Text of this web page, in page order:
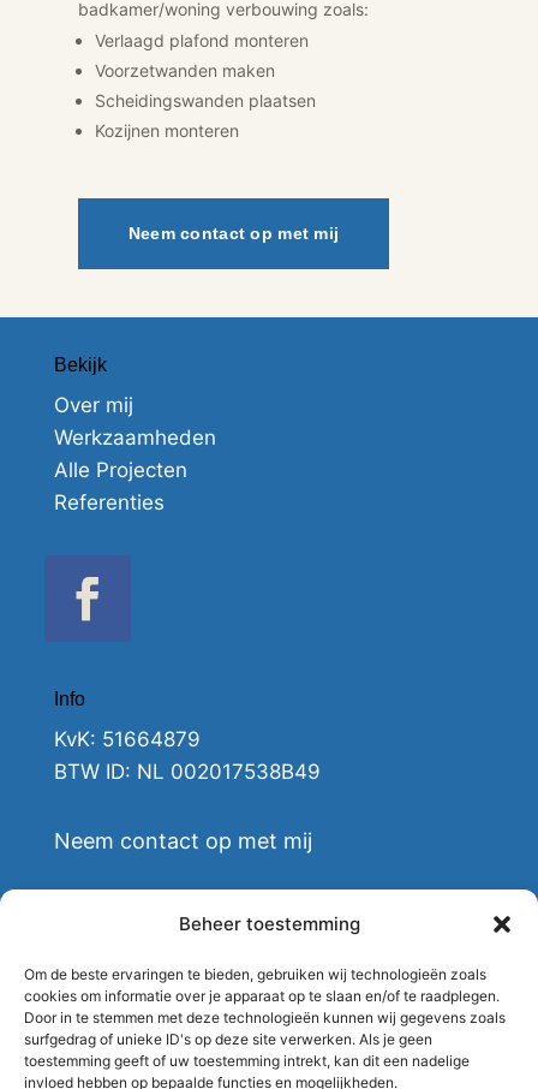
Beheer toestemming
Om de beste ervaringen te bieden, gebruiken wij technologieën zoals
cookies om informatie over je apparaat op te slaan en/of te raadplegen.
Door in te stemmen met deze technologieën kunnen wij gegevens zoals
surfgedrag of unieke ID's op deze site verwerken. Als je geen
toestemming geeft of uw toestemming intrekt, kan dit een nadelige
invloed hebben op bepaalde functies en mogelijkheden.
badkamer/woning verbouwing zoals:
Verlaagd plafond monteren
Voorzetwanden maken
Scheidingswanden plaatsen
Kozijnen monteren
Neem contact op met mij
Bekijk
Over mij
Werkzaamheden
Alle Projecten
Referenties
Info
KvK: 51664879
BTW ID: NL 002017538B49
Neem contact op met mij
Mokveld Montage
Annie M.G. Schmidtlaan 3